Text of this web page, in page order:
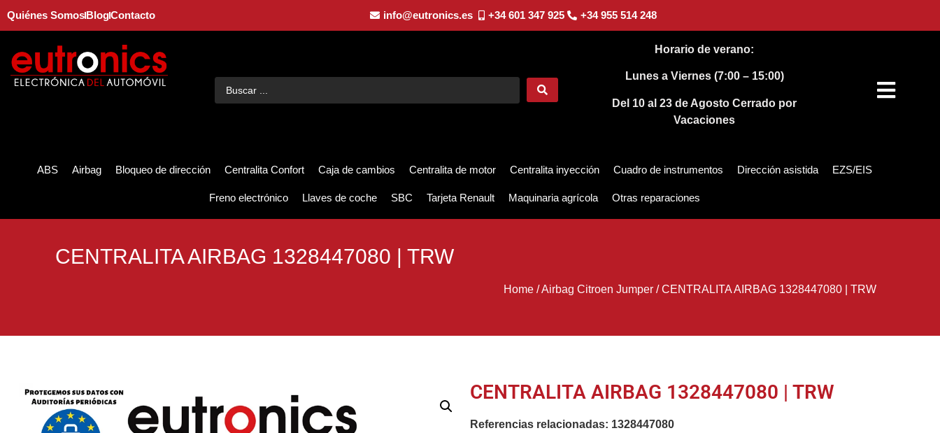
Quiénes SomosBlogContacto info@eutronics.es +34 601 347 925 +34 955 514 248
Horario de verano:
Lunes a Viernes (7:00 – 15:00)
Del 10 al 23 de AgostoCerrado por
Vacaciones
ABS Airbag Bloqueo de dirección Centralita Confort Caja de cambios Centralita de motor Centralita inyección Cuadro de instrumentos Dirección asistida EZS/EIS
Freno electrónico Llaves de coche SBC Tarjeta Renault Maquinaria agrícola Otras reparaciones
CENTRALITA AIRBAG 1328447080 | TRW
Home/Airbag Citroen Jumper/CENTRALITA AIRBAG 1328447080 | TRW
CENTRALITA AIRBAG 1328447080 | TRW
Referencias relacionadas: 1328447080